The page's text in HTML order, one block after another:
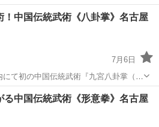
60代
！中国伝統武術《八卦掌》名古屋
7月6日
て初の中国伝統武術『九宮八卦掌（呉
統武術《九宮八卦
を特徴とします。 腰の回転による円弧
スポーツ 武術
る中国伝統武術《形意拳》名古屋